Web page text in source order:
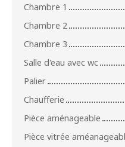
Chambre 1
Chambre 2
Chambre 3
Salle d'eau avec wc
Palier
Chaufferie
Pièce aménageable
Pièce vitrée